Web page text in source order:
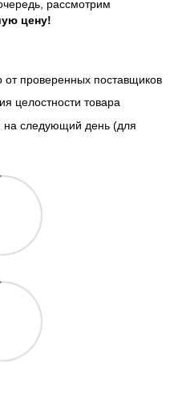
рассмотрим
цену!
от проверенных поставщиков
целостности товара
на следующий день (для